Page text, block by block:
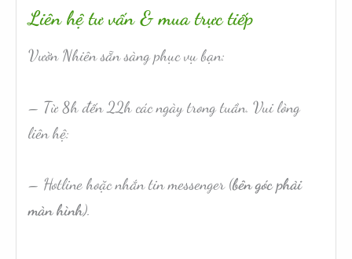
Liên hệ tư vấn & mua trực tiếp
Vườn Nhiên sẵn sàng phục vụ bạn:
– Từ 8h đến 22h các ngày trong tuần. Vui lòng
liên hệ:
– Hotline hoặc nhắn tin messenger (bên góc phải
màn hình).